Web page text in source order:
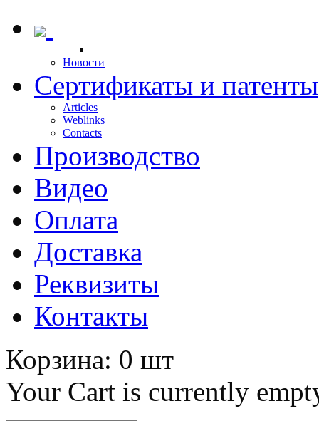
Новости
Сертификаты и патенты
Articles
Weblinks
Contacts
Производство
Видео
Оплата
Доставка
Реквизиты
Контакты
Корзина: 0 шт
Your Cart is currently